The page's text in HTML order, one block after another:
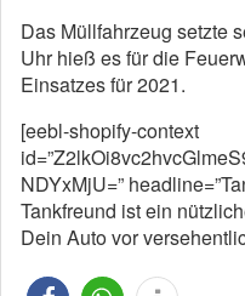
Das Müllfahrzeug setzte
Uhr hieß es für die
Einsatzes für 2021.
[eebl-shopify-context
NDYxMjU=”
Tankfreund ist ein
Dein Auto vor